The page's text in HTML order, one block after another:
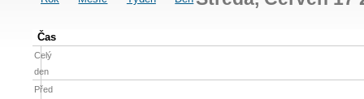
Čas
Celý
den
Před